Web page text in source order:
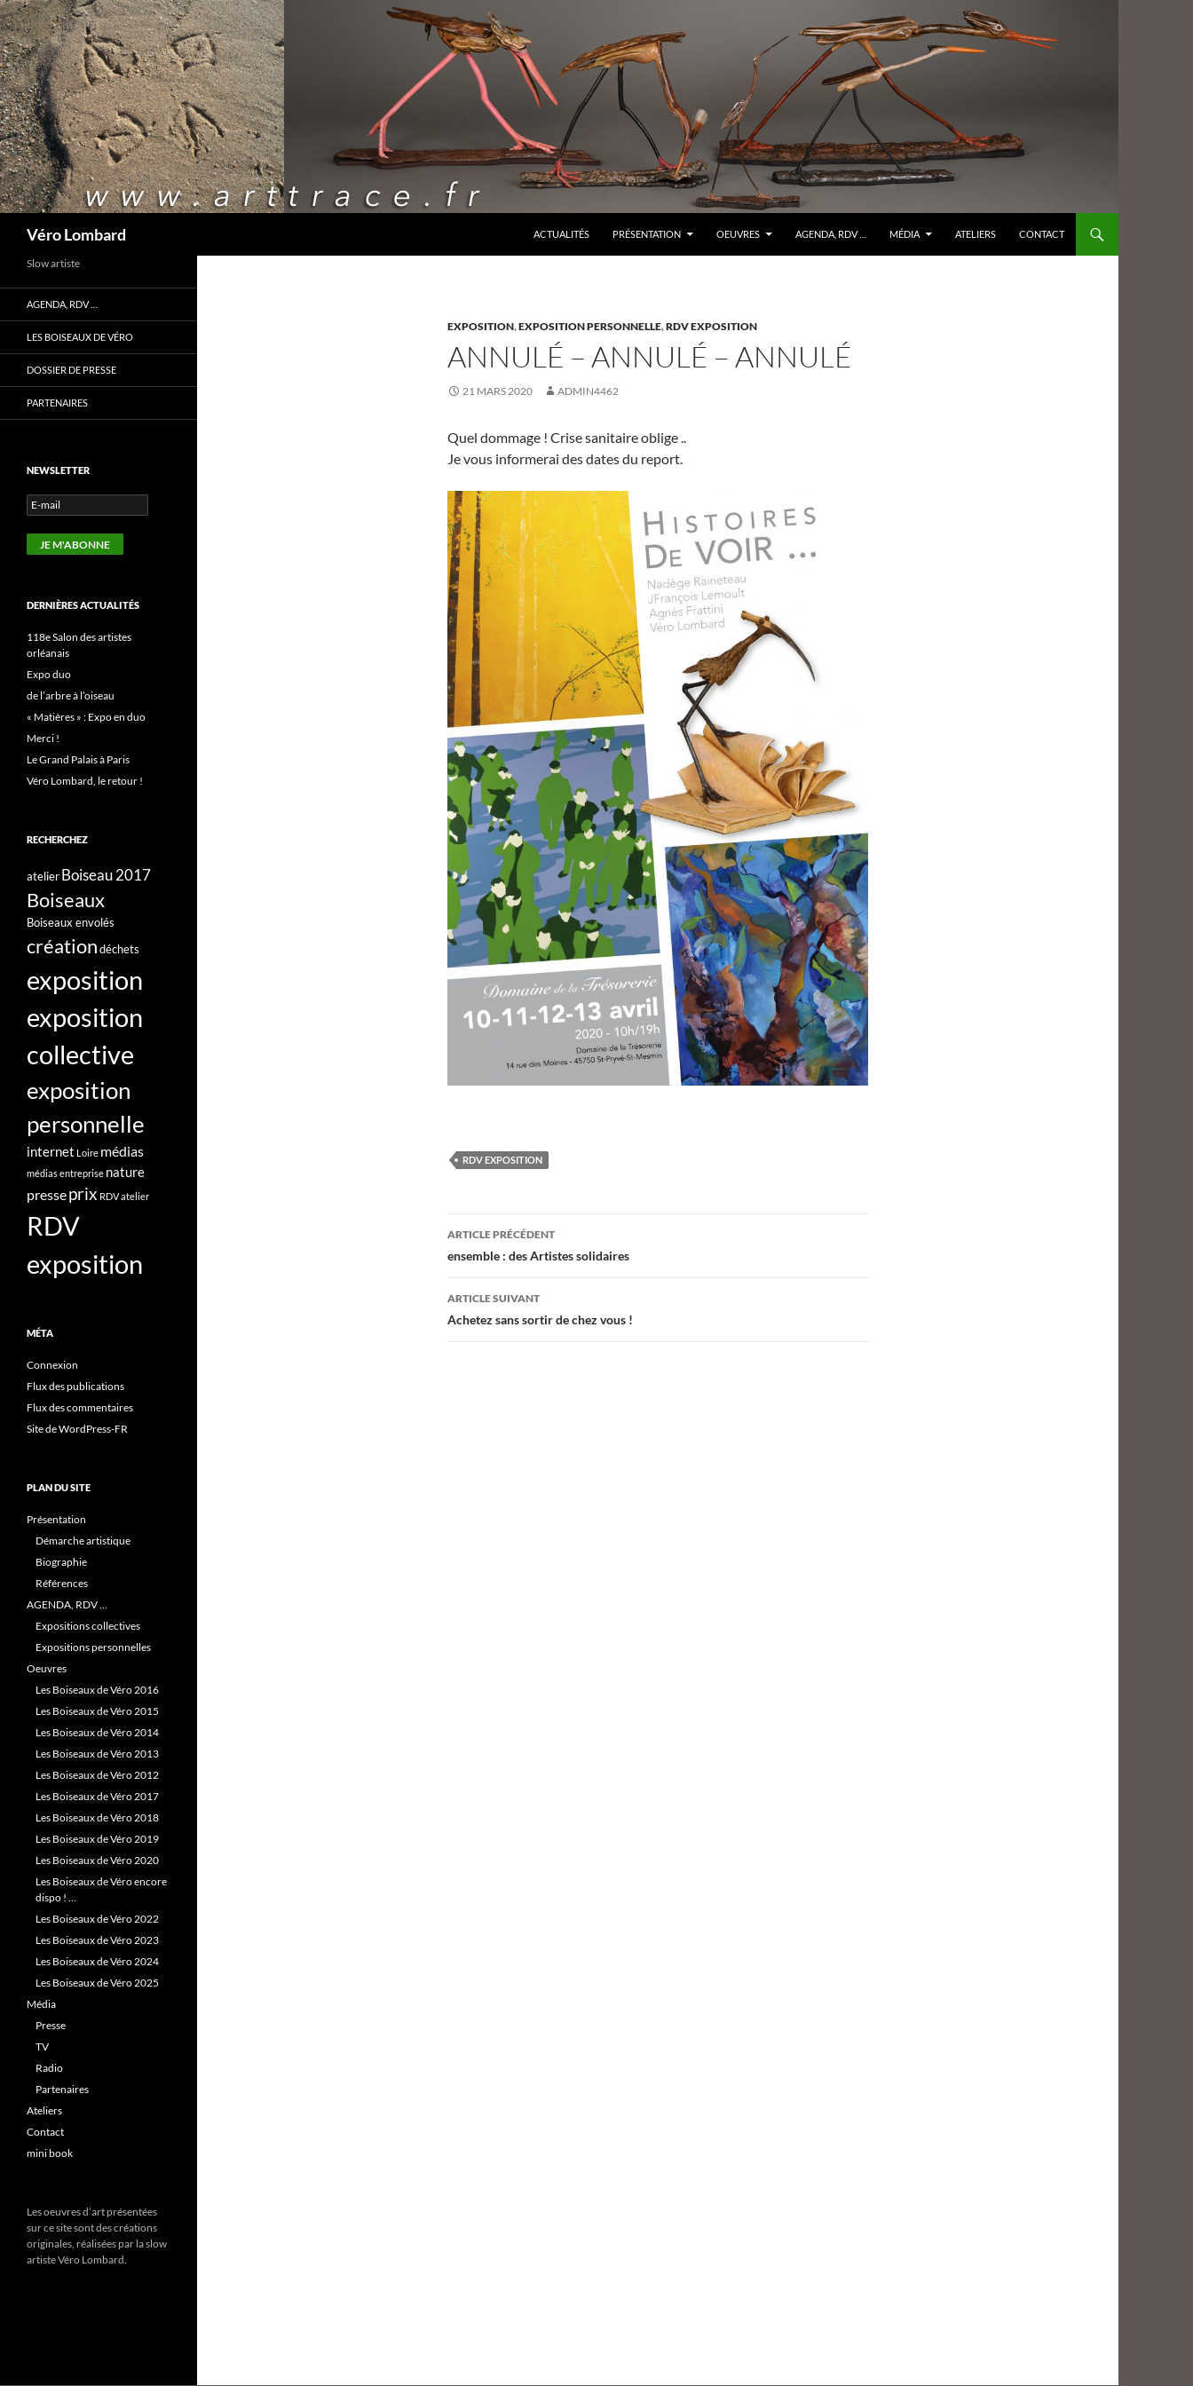
Véro Lombard
ACTUALITÉS
PRÉSENTATION OEUVRES AGENDA, RDV … MÉDIA ATELIERS CONTACT
EXPOSITION,EXPOSITION PERSONNELLE,RDV EXPOSITION
ANNULÉ – ANNULÉ – ANNULÉ
21 MARS 2020 ADMIN4462
Quel dommage ! Crise sanitaire oblige ..
Je vous informerai des dates du report.
RDV EXPOSITION
Navigation
des
articles
ARTICLE PRÉCÉDENT
ensemble : des Artistes solidaires
ARTICLE SUIVANT
Achetez sans sortir de chez vous !
Slow artiste
AGENDA, RDV …
LES BOISEAUX DE VÉRO
DOSSIER DE PRESSE
PARTENAIRES
NEWSLETTER
DERNIÈRES ACTUALITÉS
118e Salon des artistes
orléanais
Expo duo
de l’arbre à l’oiseau
« Matières » : Expo en duo
Merci !
Le Grand Palais à Paris
Véro Lombard, le retour !
RECHERCHEZ
atelierBoiseau 2017
Boiseaux
Boiseaux envolés
créationdéchets
exposition
exposition
collective
exposition
personnelle
internet Loire médias
médias entreprise nature
presseprix RDV atelier
RDV
exposition
MÉTA
Connexion
Flux des publications
Flux des commentaires
Site de WordPress-FR
PLAN DU SITE
Présentation
Démarche artistique
Biographie
Références
AGENDA, RDV …
Expositions collectives
Expositions personnelles
Oeuvres
Les Boiseaux de Véro 2016
Les Boiseaux de Véro 2015
Les Boiseaux de Véro 2014
Les Boiseaux de Véro 2013
Les Boiseaux de Véro 2012
Les Boiseaux de Véro 2017
Les Boiseaux de Véro 2018
Les Boiseaux de Véro 2019
Les Boiseaux de Véro 2020
Les Boiseaux de Véro encore
dispo ! …
Les Boiseaux de Véro 2022
Les Boiseaux de Véro 2023
Les Boiseaux de Véro 2024
Les Boiseaux de Véro 2025
Média
Presse
TV
Radio
Partenaires
Ateliers
Contact
mini book
Les oeuvres d’art présentées
sur ce site sont des créations
originales, réalisées par la slow
artiste Véro Lombard.